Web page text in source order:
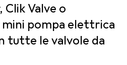
Clik Valve o
mini pompa elettrica
tutte le valvole da